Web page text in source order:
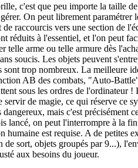
c'est que peu importe la taille
On peut librement paramétrer
raccourcis vers une section de
réduits à l'essentiel, et l'on peut
telle arme ou telle armure dès
soucis. Les objets peuvent
sont trop nombreux. La meilleure
AB des combats, "Auto-
sous les ordres de l'ordinateur !
servir de magie, ce qui réserve ce
dangereux, mais c'est précisément
lancé, on peut l'interrompre à la
humaine est requise. A de petites
de sort, objets groupés par 9...),
aux besoins du joueur.